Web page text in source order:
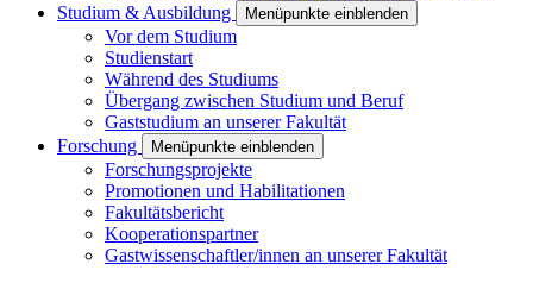
Studium & Ausbildung
Menüpunkte einblenden
Vor dem Studium
Studienstart
Während des Studiums
Übergang zwischen Studium und Beruf
Gaststudium an unserer Fakultät
Forschung
Menüpunkte einblenden
Forschungsprojekte
Promotionen und Habilitationen
Fakultätsbericht
Kooperationspartner
Gastwissenschaftler/innen an unserer Fakultät